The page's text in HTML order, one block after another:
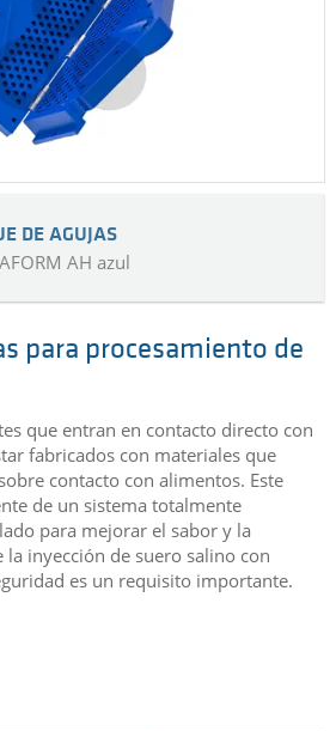
DE AGUJAS
AH azul
para procesamiento de
que entran en contacto directo con
fabricados con materiales que
contacto con alimentos. Este
de un sistema totalmente
para mejorar el sabor y la
inyección de suero salino con
es un requisito importante.